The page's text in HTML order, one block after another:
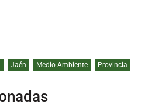
Jaén Medio Ambiente Provincia